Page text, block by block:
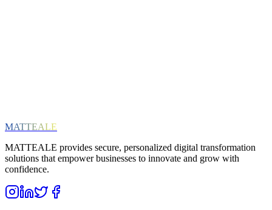
MATTEALE
MATTEALE provides secure, personalized digital transformation
solutions that empower businesses to innovate and grow with
confidence.